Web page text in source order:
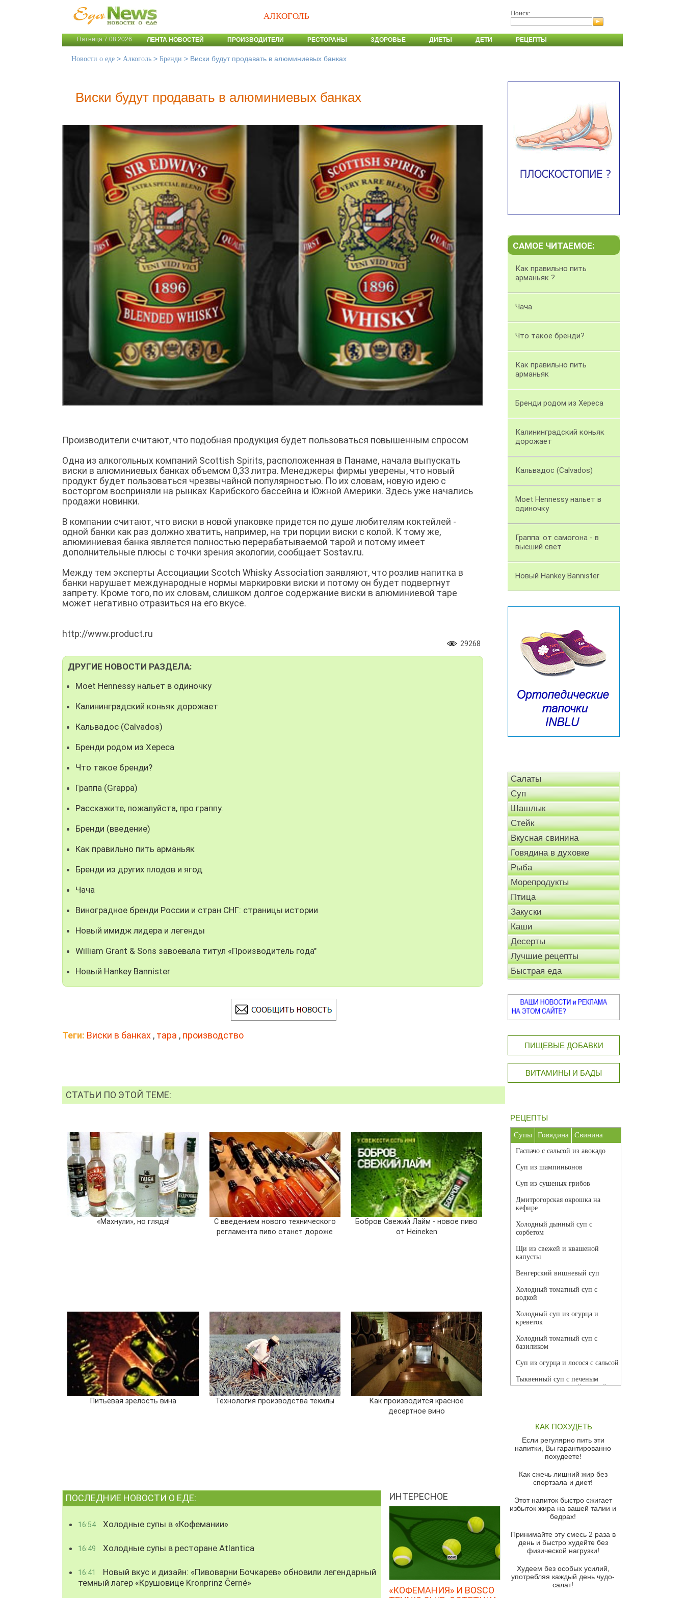
АЛКОГОЛЬ Поиск:
Пятница 7.08.2026 ЛЕНТА НОВОСТЕЙ ПРОИЗВОДИТЕЛИ РЕСТОРАНЫ ЗДОРОВЬЕ ДИЕТЫ ДЕТИ РЕЦЕПТЫ
Новости о еде > Алкоголь > Бренди > Виски будут продавать в алюминиевых банках
Виски будут продавать в алюминиевых банках
Производители считают, что подобная продукция будет пользоваться повышенным спросом
Одна из алкогольных компаний Scottish Spirits, расположенная в Панаме, начала выпускать
виски в алюминиевых банках объемом 0,33 литра. Менеджеры фирмы уверены, что новый
продукт будет пользоваться чрезвычайной популярностью. По их словам, новую идею с
восторгом восприняли на рынках Карибского бассейна и Южной Америки. Здесь уже начались
продажи новинки.
В компании считают, что виски в новой упаковке придется по душе любителям коктейлей -
одной банки как раз должно хватить, например, на три порции виски с колой. К тому же,
алюминиевая банка является полностью перерабатываемой тарой и потому имеет
дополнительные плюсы с точки зрения экологии, сообщает Sostav.ru.
Между тем эксперты Ассоциации Scotch Whisky Association заявляют, что розлив напитка в
банки нарушает международные нормы маркировки виски и потому он будет подвергнут
запрету. Кроме того, по их словам, слишком долгое содержание виски в алюминиевой таре
может негативно отразиться на его вкусе.
http://www.product.ru
29268
ДРУГИЕ НОВОСТИ РАЗДЕЛА:
Moet Hennessy нальет в одиночку
Калининградский коньяк дорожает
Кальвадос (Calvados)
Бренди родом из Хереса
Что такое бренди?
Граппа (Grappa)
Расскажите, пожалуйста, про граппу.
Бренди (введение)
Как правильно пить арманьяк
Бренди из других плодов и ягод
Чача
Виноградное бренди России и стран СНГ: страницы истории
Новый имидж лидера и легенды
William Grant & Sons завоевала титул «Производитель года"
Новый Hankey Bannister
Теги: Виски в банках , тара , производство
СТАТЬИ ПО ЭТОЙ ТЕМЕ:
«Махнули», но глядя!
С введением нового технического
регламента пиво станет дороже
Бобров Свежий Лайм - новое пиво
от Heineken
Питьевая зрелость вина Технология производства текилы
Как производится красное
десертное вино
ПОСЛЕДНИЕ НОВОСТИ О ЕДЕ:
16:54 Холодные супы в «Кофемании»
16:49 Холодные супы в ресторане Atlantica
16:41
Новый вкус и дизайн: «Пивоварни Бочкарев» обновили легендарный
темный лагер «Крушовице Kronprinz Černé»
ИНТЕРЕСНОЕ
«КОФЕМАНИЯ» И BOSCO
САМОЕ ЧИТАЕМОЕ:
Как правильно пить
арманьяк ?
Чача
Что такое бренди?
Как правильно пить
арманьяк
Бренди родом из Хереса
Калининградский коньяк
дорожает
Кальвадос (Calvados)
Moet Hennessy нальет в
одиночку
Граппа: от самогона - в
высший свет
Новый Hankey Bannister
Салаты
Суп
Шашлык
Стейк
Вкусная свинина
Говядина в духовке
Рыба
Морепродукты
Птица
Закуски
Каши
Десерты
Лучшие рецепты
Быстрая еда
ПИЩЕВЫЕ ДОБАВКИ
ВИТАМИНЫ И БАДЫ
РЕЦЕПТЫ
Супы Говядина Свинина
Гаспачо с сальсой из авокадо
Суп из шампиньонов
Суп из сушеных грибов
Дмитрогорская окрошка на
кефире
Холодный дынный суп с
сорбетом
Щи из свежей и квашеной
капусты
Венгерский вишневый суп
Холодный томатный суп с
водкой
Холодный суп из огурца и
креветок
Холодный томатный суп с
базиликом
Суп из огурца и лосося с сальсой
Тыквенный суп с печеным
чесноком и томатной сальсой
красного перца
Парижский луковый суп
Суп из спаржи и горошка с
Суп-крем из цветной капусты
Французский луковый суп
Суп из баклажанов с моцареллой
Грибной крем-суп с кростини с
козьим сыром
Суп мисо с зеленым луком и
тофу
КАК ПОХУДЕТЬ
Если регулярно пить эти
напитки, Вы гарантированно
похудеете!
Как сжечь лишний жир без
спортзала и диет!
Этот напиток быстро сжигает
избыток жира на вашей талии и
бедрах!
Принимайте эту смесь 2 раза в
день и быстро худейте без
физической нагрузки!
Худеем без особых усилий,
употребляя каждый день чудо-
салат!